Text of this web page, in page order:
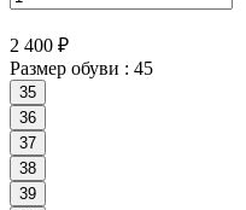
2 400 ₽
Размер обуви : 45
35
36
37
38
39